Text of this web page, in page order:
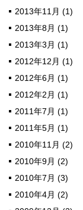
2013年11月 (1)
2013年8月 (1)
2013年3月 (1)
2012年12月 (1)
2012年6月 (1)
2012年2月 (1)
2011年7月 (1)
2011年5月 (1)
2010年11月 (2)
2010年9月 (2)
2010年7月 (3)
2010年4月 (2)